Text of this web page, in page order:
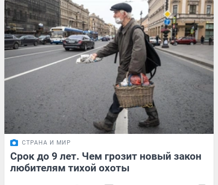
СТРАНА И МИР
Срок до 9 лет. Чем грозит новый закон
любителям тихой охоты